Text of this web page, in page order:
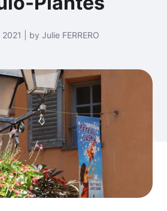
2021 | by Julie FERRERO